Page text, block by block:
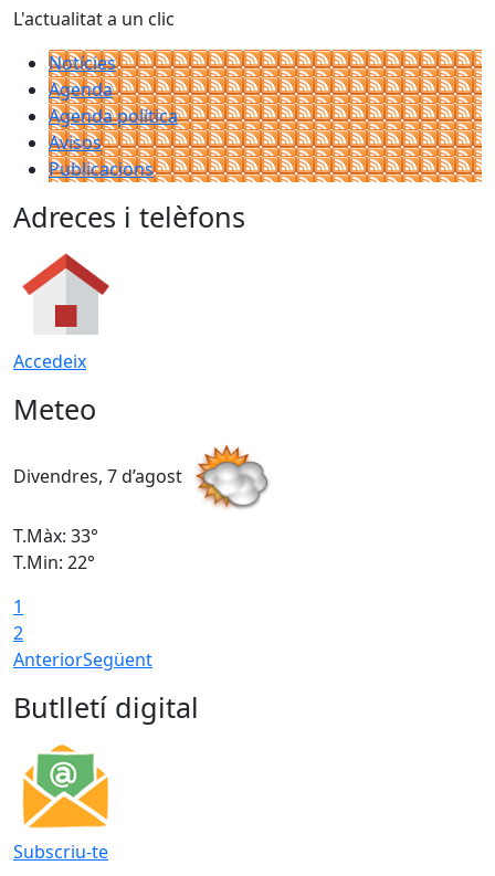
L'actualitat a un clic
Notícies
Agenda
Agenda política
Avisos
Publicacions
Adreces i telèfons
Accedeix
Meteo
Divendres, 7 d’agost
T.Màx: 33°
T.Min: 22°
1
2
AnteriorSegüent
Butlletí digital
Subscriu-te